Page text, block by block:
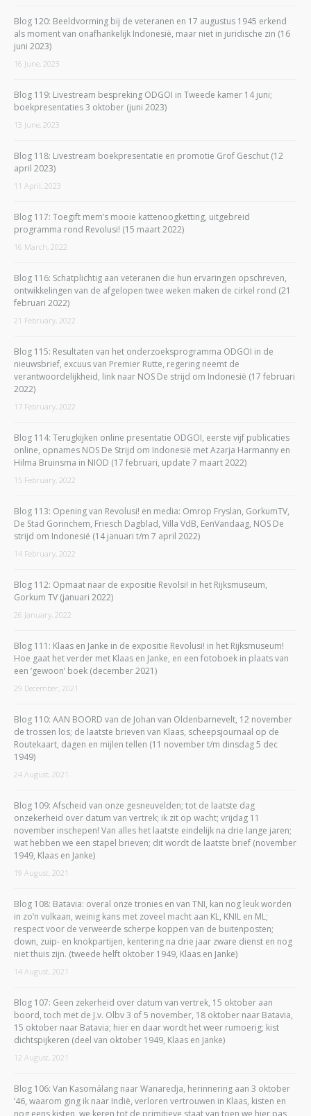
Blog 120: Beeldvorming bij de veteranen en 17 augustus 1945 erkend
als moment van onafhankelijk Indonesië, maar niet in juridische zin (16
juni 2023)
16 June, 2023
Blog 119: Livestream bespreking ODGOI in Tweede kamer 14 juni;
boekpresentaties 3 oktober (juni 2023)
13 June, 2023
Blog 118: Livestream boekpresentatie en promotie Grof Geschut (12
april 2023)
11 April, 2023
Blog 117: Toegift mem’s mooie kattenoogketting, uitgebreid
programma rond Revolusi! (15 maart 2022)
16 March, 2022
Blog 116: Schatplichtig aan veteranen die hun ervaringen opschreven,
ontwikkelingen van de afgelopen twee weken maken de cirkel rond (21
februari 2022)
21 February, 2022
Blog 115: Resultaten van het onderzoeksprogramma ODGOI in de
nieuwsbrief, excuus van Premier Rutte, regering neemt de
verantwoordelijkheid, link naar NOS De strijd om Indonesië (17 februari
2022)
17 February, 2022
Blog 114: Terugkijken online presentatie ODGOI, eerste vijf publicaties
online, opnames NOS De Strijd om Indonesië met Azarja Harmanny en
Hilma Bruinsma in NIOD (17 februari, update 7 maart 2022)
15 February, 2022
Blog 113: Opening van Revolusi! en media: Omrop Fryslan, GorkumTV,
De Stad Gorinchem, Friesch Dagblad, Villa VdB, EenVandaag, NOS De
strijd om Indonesië (14 januari t/m 7 april 2022)
14 February, 2022
Blog 112: Opmaat naar de expositie Revolsi! in het Rijksmuseum,
Gorkum TV (januari 2022)
26 January, 2022
Blog 111: Klaas en Janke in de expositie Revolusi! in het Rijksmuseum!
Hoe gaat het verder met Klaas en Janke, en een fotoboek in plaats van
een ‘gewoon’ boek (december 2021)
29 December, 2021
Blog 110: AAN BOORD van de Johan van Oldenbarnevelt, 12 november
de trossen los; de laatste brieven van Klaas, scheepsjournaal op de
Routekaart, dagen en mijlen tellen (11 november t/m dinsdag 5 dec
1949)
24 August, 2021
Blog 109: Afscheid van onze gesneuvelden; tot de laatste dag
onzekerheid over datum van vertrek; ik zit op wacht; vrijdag 11
november inschepen! Van alles het laatste eindelijk na drie lange jaren;
wat hebben we een stapel brieven; dit wordt de laatste brief (november
1949, Klaas en Janke)
19 August, 2021
Blog 108: Batavia: overal onze tronies en van TNI, kan nog leuk worden
in zo’n vulkaan, weinig kans met zoveel macht aan KL, KNIL en ML;
respect voor de verweerde scherpe koppen van de buitenposten;
down, zuip- en knokpartijen, kentering na drie jaar zware dienst en nog
niet thuis zijn. (tweede helft oktober 1949, Klaas en Janke)
14 August, 2021
Blog 107: Geen zekerheid over datum van vertrek, 15 oktober aan
boord, toch met de J.v. Olbv 3 of 5 november, 18 oktober naar Batavia,
15 oktober naar Batavia; hier en daar wordt het weer rumoerig; kist
dichtspijkeren (deel van oktober 1949, Klaas en Janke)
12 August, 2021
Blog 106: Van Kasomálang naar Wanaredja, herinnering aan 3 oktober
’46, waarom ging ik naar Indië, verloren vertrouwen in Klaas, kisten en
nog eens kisten, we keren tot de primitieve staat van toen we hier pas